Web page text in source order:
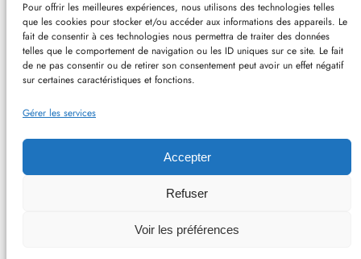
Pour offrir les meilleures expériences, nous utilisons des technologies telles
que les cookies pour stocker et/ou accéder aux informations des appareils. Le
fait de consentir à ces technologies nous permettra de traiter des données
telles que le comportement de navigation ou les ID uniques sur ce site. Le fait
de ne pas consentir ou de retirer son consentement peut avoir un effet négatif
sur certaines caractéristiques et fonctions.
Gérer les services
Accepter
Refuser
Voir les préférences
e
c
h
e
r
c
Plan du site–Mentions et confidentialité–Sans
pub et indépendant
Philomedia.be – Philosophie, médias et société –
WordPress–RSS